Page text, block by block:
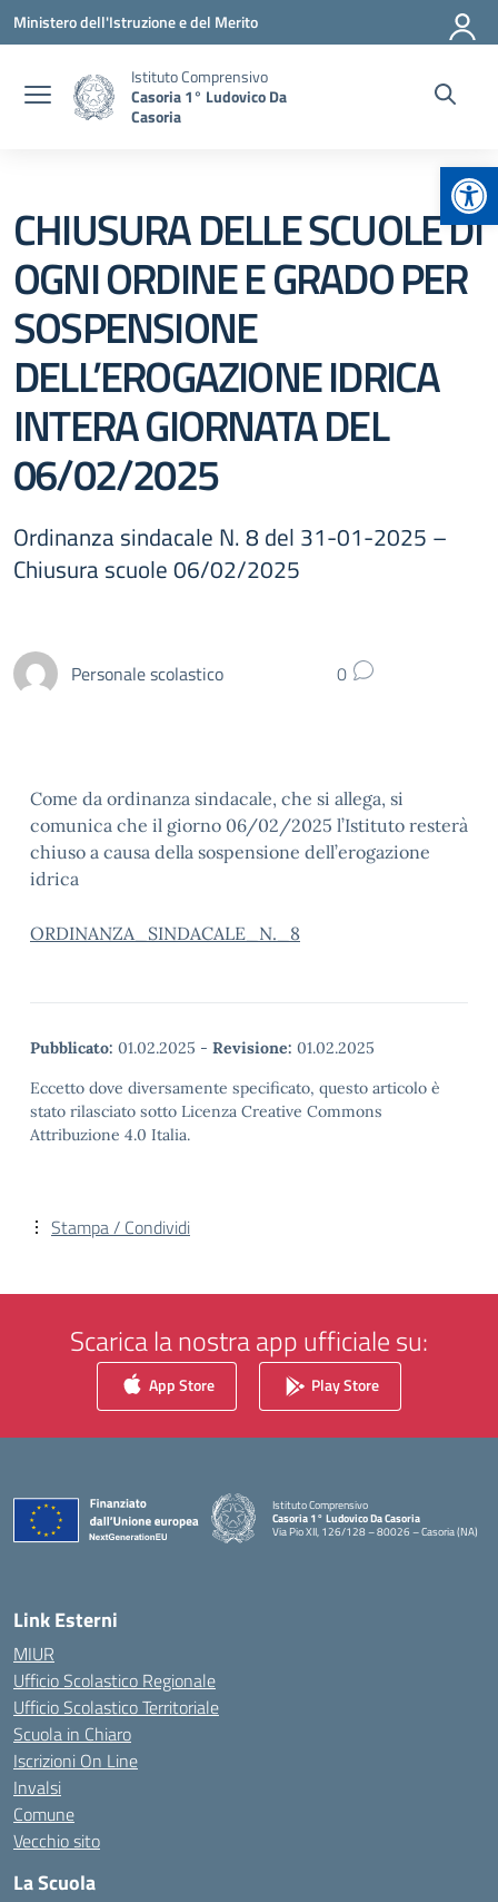
Vai ai contenuti
Vai al menu di navigazione
Vai al footer
Ministero dell'Istruzione e del Merito
Istituto Comprensivo
Casoria 1° Ludovico Da
Casoria
CHIUSURA DELLE SCUOLE DI
OGNI ORDINE E GRADO PER
SOSPENSIONE
DELL’EROGAZIONE IDRICA
INTERA GIORNATA DEL
06/02/2025
Ordinanza sindacale N. 8 del 31-01-2025 –
Chiusura scuole 06/02/2025
Personale scolastico 0
Come da ordinanza sindacale, che si allega, si
comunica che il giorno 06/02/2025 l’Istituto resterà
chiuso a causa della sospensione dell’erogazione
idrica
ORDINANZA_SINDACALE_N._8
Pubblicato: 01.02.2025 - Revisione: 01.02.2025
Eccetto dove diversamente specificato, questo articolo è
stato rilasciato sotto Licenza Creative Commons
Attribuzione 4.0 Italia.
Stampa / Condividi
Scarica la nostra app ufficiale su:
App Store Play Store
Istituto Comprensivo
Casoria 1° Ludovico Da Casoria
Via Pio XII, 126/128 – 80026 – Casoria (NA)
Link Esterni
MIUR
Ufficio Scolastico Regionale
Ufficio Scolastico Territoriale
Scuola in Chiaro
Iscrizioni On Line
Invalsi
Comune
Vecchio sito
La Scuola